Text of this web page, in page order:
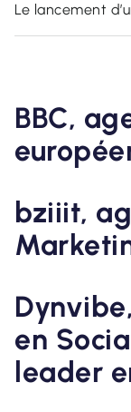
Le lancement
BBC,
bziiit,
en
leader